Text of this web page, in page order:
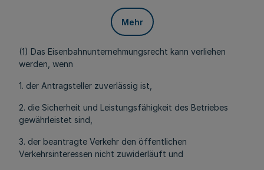
Mehr
(1) Das Eisenbahnunternehmungsrecht kann verliehen
werden, wenn
1. der Antragsteller zuverlässig ist,
2. die Sicherheit und Leistungsfähigkeit des Betriebes
gewährleistet sind,
3. der beantragte Verkehr den öffentlichen
Verkehrsinteressen nicht zuwiderläuft und